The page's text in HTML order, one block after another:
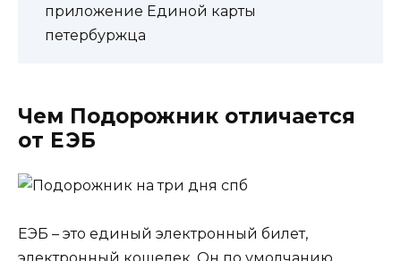
приложение Единой карты
петербуржца
Чем Подорожник отличается
от ЕЭБ
ЕЭБ – это единый электронный билет,